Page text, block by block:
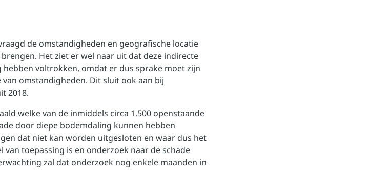
de omstandigheden en geografische locatie
Het ziet er wel naar uit dat deze indirecte
voltrokken, omdat er dus sprake moet zijn
omstandigheden. Dit sluit ook aan bij
2018.
welke van de inmiddels circa 1.500 openstaande
door diepe bodemdaling kunnen hebben
dat niet kan worden uitgesloten en waar dus het
toepassing is en onderzoek naar de schade
zal dat onderzoek nog enkele maanden in